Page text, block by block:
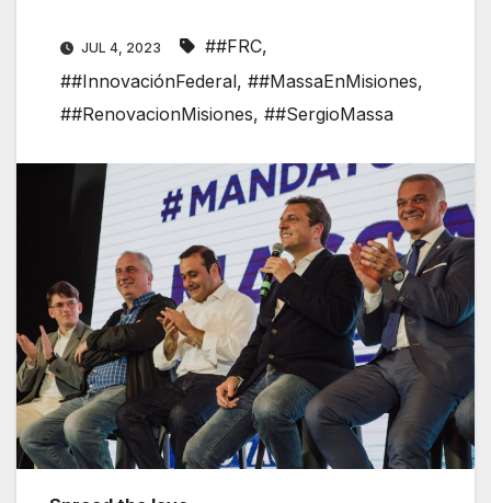
JUL 4, 2023 ##FRC,
##InnovaciónFederal, ##MassaEnMisiones,
##RenovacionMisiones, ##SergioMassa